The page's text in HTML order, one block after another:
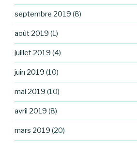
septembre 2019 (8)
août 2019 (1)
juillet 2019 (4)
juin 2019 (10)
mai 2019 (10)
avril 2019 (8)
mars 2019 (20)